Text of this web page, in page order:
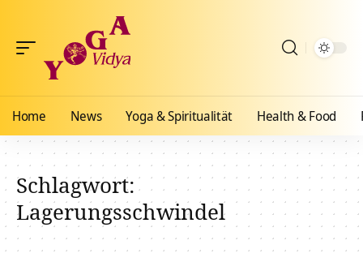
Home News Yoga & Spiritualität Health & Food
Schlagwort:
Lagerungsschwindel